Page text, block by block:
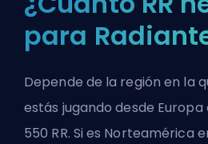
para
Depende de la región en la
estás jugando desde
550 RR. Si es Norteamérica